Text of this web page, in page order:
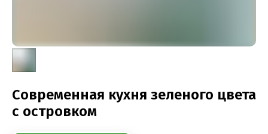
Современная кухня зеленого цвета
с островком